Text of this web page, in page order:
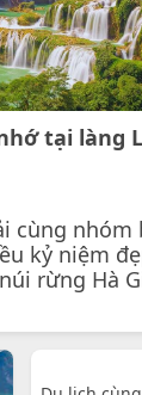
tại làng
cùng nhóm
kỷ niệm
rừng Hà